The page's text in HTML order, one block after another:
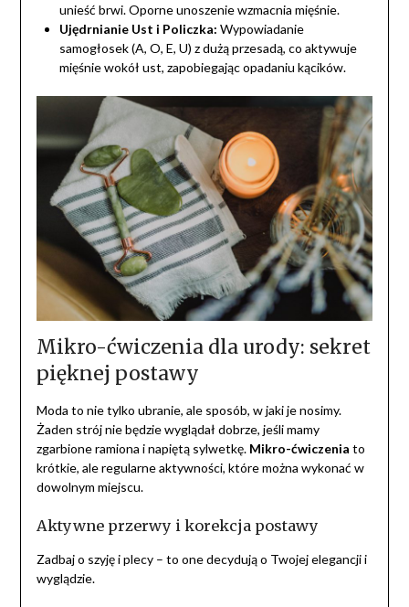
unieść brwi. Oporne unoszenie wzmacnia mięśnie.
Ujędrnianie Ust i Policzka: Wypowiadanie
samogłosek (A, O, E, U) z dużą przesadą, co aktywuje
mięśnie wokół ust, zapobiegając opadaniu kącików.
Mikro-ćwiczenia dla urody: sekret
pięknej postawy
Moda to nie tylko ubranie, ale sposób, w jaki je nosimy.
Żaden strój nie będzie wyglądał dobrze, jeśli mamy
zgarbione ramiona i napiętą sylwetkę. Mikro-ćwiczenia to
krótkie, ale regularne aktywności, które można wykonać w
dowolnym miejscu.
Aktywne przerwy i korekcja postawy
Zadbaj o szyję i plecy – to one decydują o Twojej elegancji i
wyglądzie.